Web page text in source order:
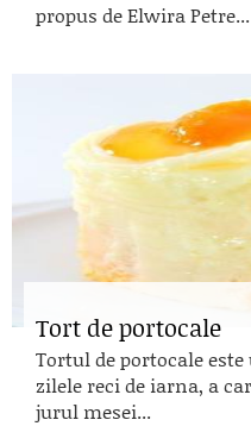
propus de Elwira Petre...
Tort de portocale
Tortul de portocale
zilele reci de iarna, a
jurul mesei...